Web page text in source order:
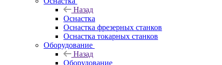
Назад
Оснастка
Оснастка фрезерных станков
Оснастка токарных станков
Оборудование
Назад
Оборудование